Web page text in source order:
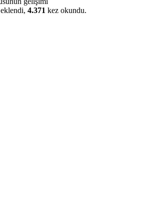
4.371 kez okundu.